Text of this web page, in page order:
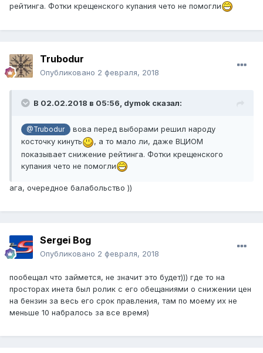
рейтинга. Фотки крещенского купания чето не помогли
Trubodur
Опубликовано 2 февраля, 2018
В 02.02.2018 в 05:56, dymok сказал:
@Trubodur
вова перед выборами решил народу
косточку кинуть
, а то мало ли, даже ВЦИОМ
показывает снижение рейтинга. Фотки крещенского
купания чето не помогли
ага, очередное балабольство ))
Sergei Bog
Опубликовано 2 февраля, 2018
пообещал что займется, не значит это будет))) где то на
просторах инета был ролик с его обещаниями о снижении цен
на бензин за весь его срок правления, там по моему их не
меньше 10 набралось за все время)